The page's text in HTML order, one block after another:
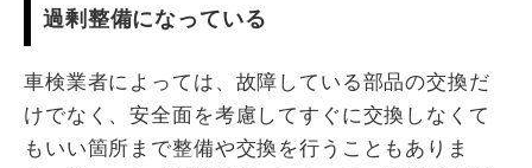
過剰整備になっている
車検業者によっては、故障している部品の交換だ
けでなく、安全面を考慮してすぐに交換しなくて
もいい箇所まで整備や交換を行うこともありま